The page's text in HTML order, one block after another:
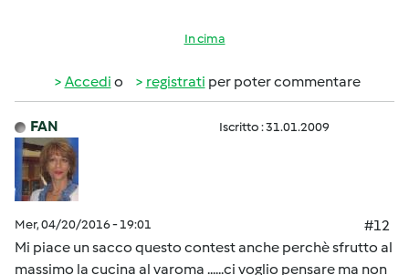
In cima
Accedi o registrati per poter commentare
FAN Iscritto : 31.01.2009
Mer, 04/20/2016 - 19:01
#12
Mi piace un sacco questo contest anche perchè sfrutto al
massimo la cucina al varoma ......ci voglio pensare ma non